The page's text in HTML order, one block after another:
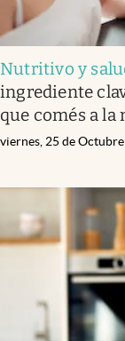
Nutritivo y
ingrediente
que comés a la
viernes, 25 de